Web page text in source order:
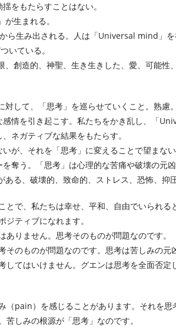
をもたらすことはない。
生まれる。
ら生み出される。人は「Universal mind」
いている。
、創造的、神聖、生き生きした、愛、可能性
して、「思考」を巡らせていくこと。熟慮。
情を引き起こす。私たちをかき乱し、「
ネガティブな結果をもたらす。
が、それを「思考」に変えることで望まな
奪う。「思考」は心理的な苦痛や破壊の元凶
ある、破壊的、致命的、ストレス、恐怖、抑
とで、私たちは幸せ、平和、自由でいられる
ティブになれます。
りません。思考そのものが問題なのです。
そのものが問題なのです。思考は苦しみの元
してはいけません。グエンは思考を全面否
（pain）を感じることがあります。 それを
苦しみの根源が「思考」なのです。